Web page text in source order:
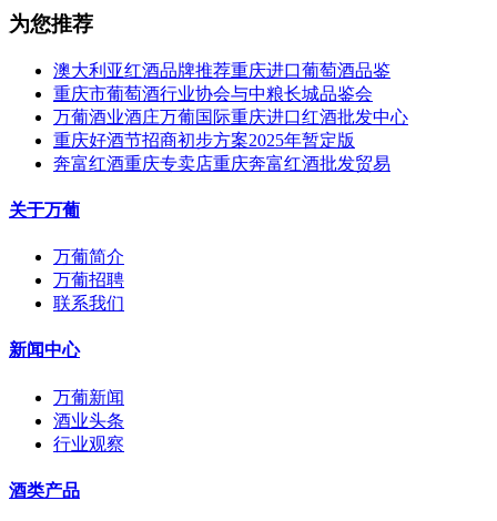
为您推荐
澳大利亚红酒品牌推荐重庆进口葡萄酒品鉴
重庆市葡萄酒行业协会与中粮长城品鉴会
万葡酒业酒庄万葡国际重庆进口红酒批发中心
重庆好酒节招商初步方案2025年暂定版
奔富红酒重庆专卖店重庆奔富红酒批发贸易
关于万葡
万葡简介
万葡招聘
联系我们
新闻中心
万葡新闻
酒业头条
行业观察
酒类产品